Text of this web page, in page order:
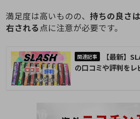
満足度は高いものの、 持ちの良さ
右される点に注意が必要です。
【最新】
の口コミや評判をレ